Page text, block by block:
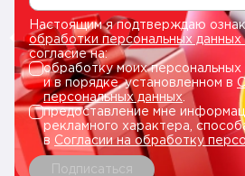
Настоящим я подтверждаю
обработки персональных
согласие на:
обработку моих персональных
и в порядке, установленном в
персональных данных.
предоставление мне
рекламного характера,
в Согласии на обработку
Подписаться